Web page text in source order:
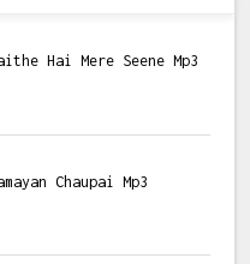
Hai Mere Seene Mp3
Chaupai Mp3